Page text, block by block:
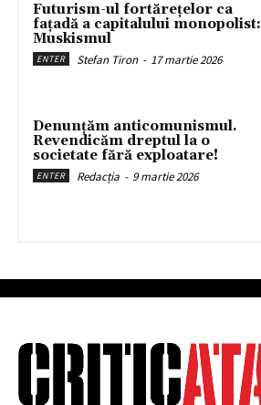
Futurism-ul fortărețelor ca
fațadă a capitalului monopolist:
Muskismul
ENTER Stefan Tiron - 17 martie 2026
Denunțăm anticomunismul.
Revendicăm dreptul la o
societate fără exploatare!
ENTER Redacția - 9 martie 2026